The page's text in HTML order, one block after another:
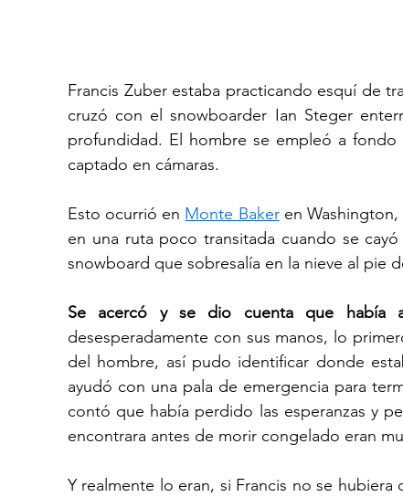
Francis Zuber estaba practicando esquí de
cruzó con el snowboarder Ian Steger
profundidad. El hombre se empleó a
captado en cámaras.
Esto ocurrió en Monte Baker en Washington,
en una ruta poco transitada cuando se
snowboard que sobresalía en la nieve al pie
Se acercó y se dio cuenta que había
desesperadamente con sus manos, lo
del hombre, así pudo identificar donde
ayudó con una pala de emergencia para
contó que había perdido las esperanzas y
encontrara antes de morir congelado eran
Y realmente lo eran, si Francis no se